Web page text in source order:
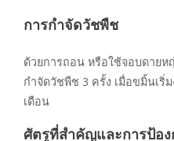
การกำจัดวัชพืช
ด้วยการถอน หรือใช้จอบดาย
กำจัดวัชพืช 3 ครั้ง เมื่อขมิ้นเริ่
เดือน
ศัตรูที่สำคัญและการป้อ